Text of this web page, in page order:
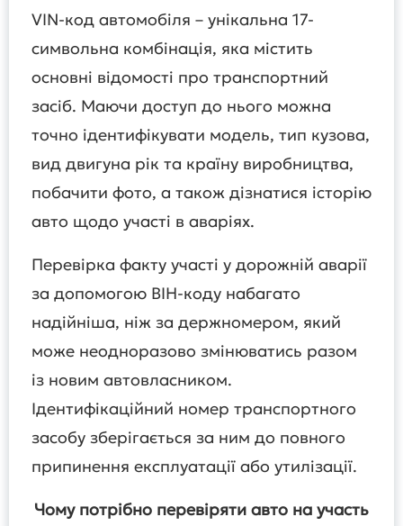
VIN-код автомобіля – унікальна 17-
символьна комбінація, яка містить
основні відомості про транспортний
засіб. Маючи доступ до нього можна
точно ідентифікувати модель, тип кузова,
вид двигуна рік та країну виробництва,
побачити фото, а також дізнатися історію
авто щодо участі в аваріях.
Перевірка факту участі у дорожній аварії
за допомогою ВІН-коду набагато
надійніша, ніж за держномером, який
може неодноразово змінюватись разом
із новим автовласником.
Ідентифікаційний номер транспортного
засобу зберігається за ним до повного
припинення експлуатації або утилізації.
Чому потрібно перевіряти авто на участь